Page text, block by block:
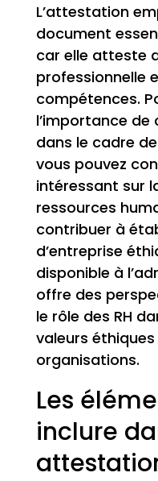
L’attestation
document
car elle atteste
professionnelle
compétences.
l’importance
dans le cadre
vous pouvez
intéressant sur
ressources
contribuer à
d’entreprise
disponible à
offre des
le rôle des RH
valeurs
organisations.
Les
inclure